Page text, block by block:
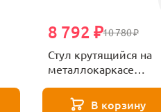
10 780 ₽
8 792 ₽
Стул крутящийся на
металлокаркасе
marseille 16 данс /
В корзину